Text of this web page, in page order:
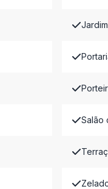
Jardim
Salão